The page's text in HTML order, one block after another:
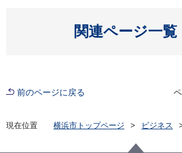
関連ページ一覧
開く
前のページに戻る
現在位置 横浜市トップページ ビジネス